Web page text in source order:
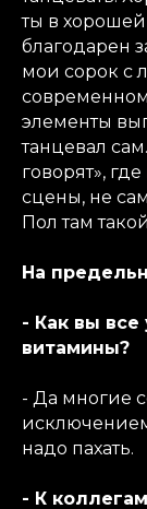
ты в
благодарен
мои сорок с
элементы
танцевал
говорят»,
сцены, не
Пол там
На
- Как вы все
витамины?
- Да многие
надо пахать.
- К